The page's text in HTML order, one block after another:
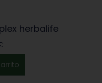
herbalife